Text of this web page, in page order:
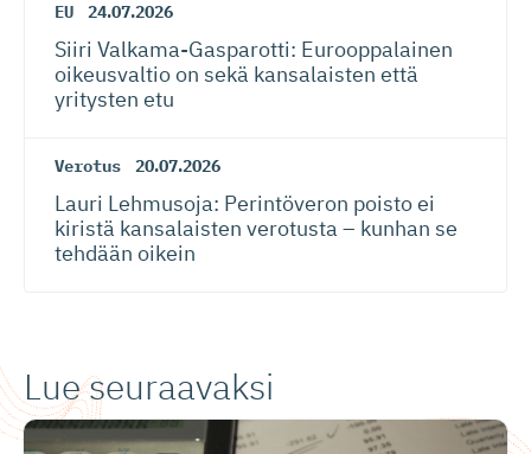
EU 24.07.2026
Siiri Valkama-Gas­pa­rotti: Eurooppalainen
oikeusvaltio on sekä kansalaisten että
yritysten etu
Verotus 20.07.2026
Lauri Lehmusoja: Perintöveron poisto ei
kiristä kansalaisten verotusta – kunhan se
tehdään oikein
Lue seuraavaksi